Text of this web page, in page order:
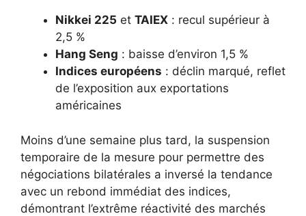
Nikkei 225 et TAIEX : recul supérieur à
2,5 %
Hang Seng : baisse d’environ 1,5 %
Indices européens : déclin marqué, reflet
de l’exposition aux exportations
américaines
Moins d’une semaine plus tard, la suspension
temporaire de la mesure pour permettre des
négociations bilatérales a inversé la tendance
avec un rebond immédiat des indices,
démontrant l’extrême réactivité des marchés